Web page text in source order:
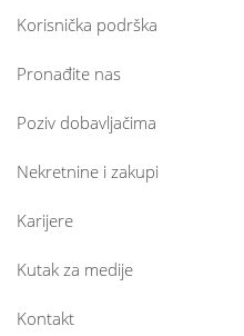
Korisnička podrška
Pronađite nas
Poziv dobavljačima
Nekretnine i zakupi
Karijere
Kutak za medije
Kontakt